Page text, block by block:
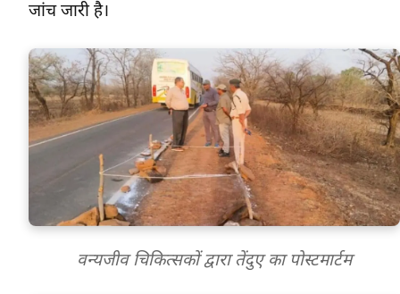
जांच जारी है।
वन्यजीव चिकित्सकों द्वारा तेंदुए का पोस्टमार्टम